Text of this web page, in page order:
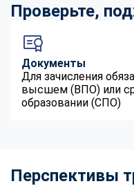
Проверьте,
Документы
Для зачисления
высшем (ВПО) или
образовании (СПО)
Перспективы